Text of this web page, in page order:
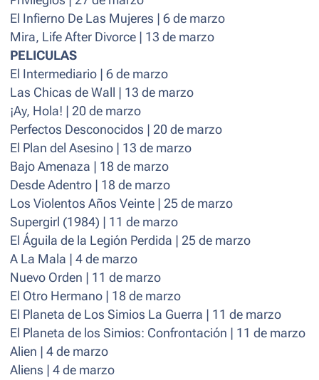
El Infierno De Las Mujeres | 6 de marzo
Mira, Life After Divorce | 13 de marzo
PELICULAS
El Intermediario | 6 de marzo
Las Chicas de Wall | 13 de marzo
¡Ay, Hola! | 20 de marzo
Perfectos Desconocidos | 20 de marzo
El Plan del Asesino | 13 de marzo
Bajo Amenaza | 18 de marzo
Desde Adentro | 18 de marzo
Los Violentos Años Veinte | 25 de marzo
Supergirl (1984) | 11 de marzo
El Águila de la Legión Perdida | 25 de marzo
A La Mala | 4 de marzo
Nuevo Orden | 11 de marzo
El Otro Hermano | 18 de marzo
El Planeta de Los Simios La Guerra | 11 de marzo
El Planeta de los Simios: Confrontación | 11 de marzo
Alien | 4 de marzo
Aliens | 4 de marzo